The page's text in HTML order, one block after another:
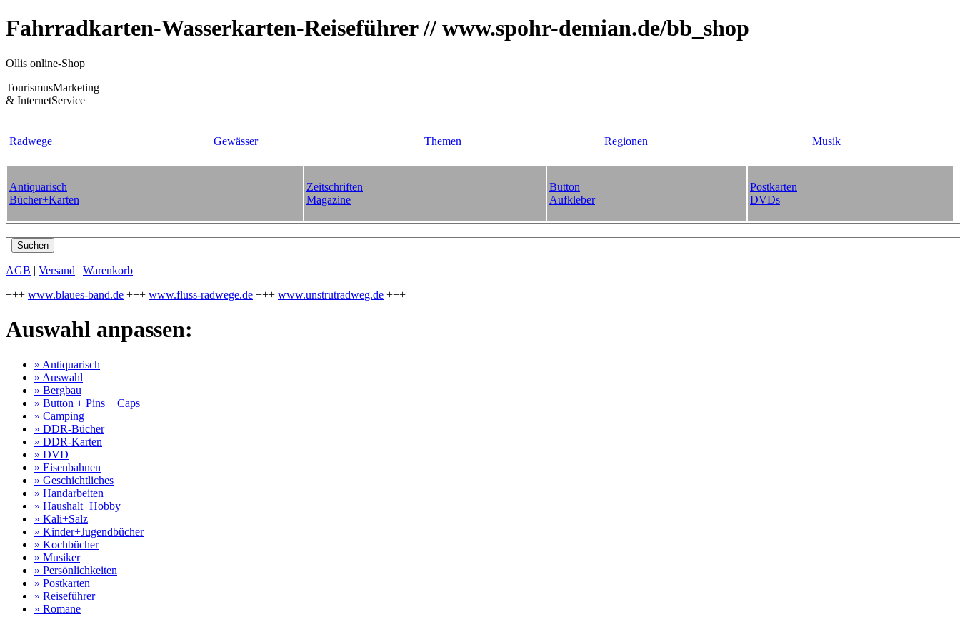
Fahrradkarten-Wasserkarten-Reiseführer // www.spohr-demian.de/bb_shop
Ollis online-Shop
TourismusMarketing
& InternetService
Radwege Gewässer Themen Regionen Musik
Antiquarisch
Bücher+Karten
Zeitschriften
Magazine
Button
Aufkleber
Postkarten
DVDs
AGB | Versand | Warenkorb
+++ www.blaues-band.de +++ www.fluss-radwege.de +++ www.unstrutradweg.de +++
Auswahl anpassen:
» Antiquarisch
» Auswahl
» Bergbau
» Button + Pins + Caps
» Camping
» DDR-Bücher
» DDR-Karten
» DVD
» Eisenbahnen
» Geschichtliches
» Handarbeiten
» Haushalt+Hobby
» Kali+Salz
» Kinder+Jugendbücher
» Kochbücher
» Musiker
» Persönlichkeiten
» Postkarten
» Reiseführer
» Romane